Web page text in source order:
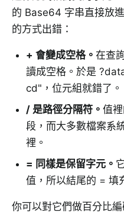
的 Base64 字串直接放
的方式出錯：
+ 會變成空格。 在查
讀成空格。於是
cd"，位元組就錯了。
/ 是路徑分隔符 。 值
段，而大多數檔案系
裡。
= 同樣是保留字元 。
值，所以結尾的 = 填
你可以對它們做百分比